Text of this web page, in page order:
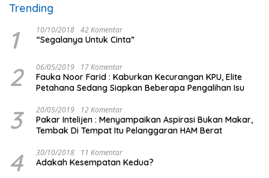
Trending
1 10/10/2018 42 Komentar
“Segalanya Untuk Cinta”
2 06/05/2019 17 Komentar
Fauka Noor Farid : Kaburkan Kecurangan KPU, Elite
Petahana Sedang Siapkan Beberapa Pengalihan Isu
3 20/05/2019 12 Komentar
Pakar Intelijen : Menyampaikan Aspirasi Bukan Makar,
Tembak Di Tempat Itu Pelanggaran HAM Berat
4 30/10/2018 11 Komentar
Adakah Kesempatan Kedua?